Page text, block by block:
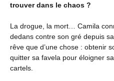
trouver dans le chaos ?
La drogue, la mort… Camila
dedans contre son gré depuis
rêve que d’une chose : obtenir
quitter sa favela pour éloigner
cartels.